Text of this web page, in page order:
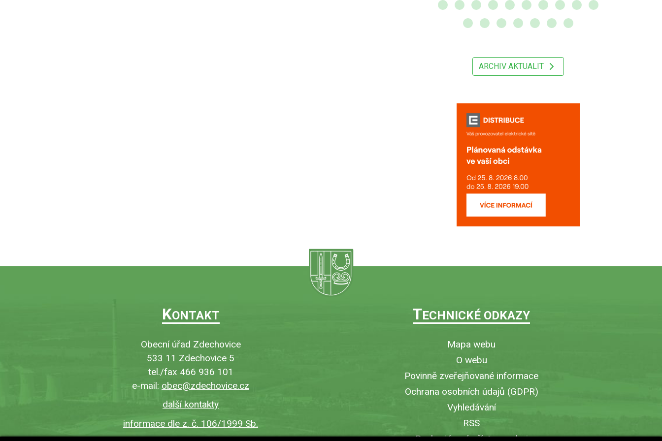
ARCHIV AKTUALIT
KONTAKT
Obecní úřad Zdechovice
533 11 Zdechovice 5
tel./fax 466 936 101
e-mail: obec@zdechovice.cz
další kontakty
informace dle z. č. 106/1999 Sb.
TECHNICKÉ ODKAZY
Mapa webu
O webu
Povinně zveřejňované informace
Ochrana osobních údajů (GDPR)
Vyhledávání
RSS
Bezbariérový přístup v obci